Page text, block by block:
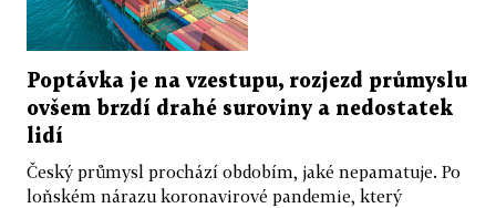
Poptávka je na vzestupu, rozjezd průmyslu
ovšem brzdí drahé suroviny a nedostatek
lidí
Český průmysl prochází obdobím, jaké nepamatuje. Po
loňském nárazu koronavirové pandemie, který